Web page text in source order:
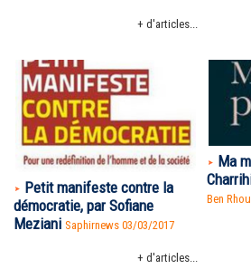
+ d'articles...
Petit manifeste contre la
démocratie, par Sofiane
Meziani Saphirnews 03/03/2017
+ d'articles...
Ma
Ben